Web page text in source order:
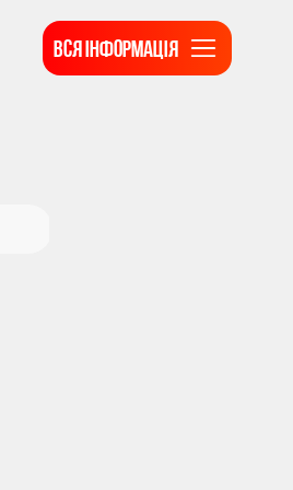
ВСЯ ІНФОРМАЦІЯ